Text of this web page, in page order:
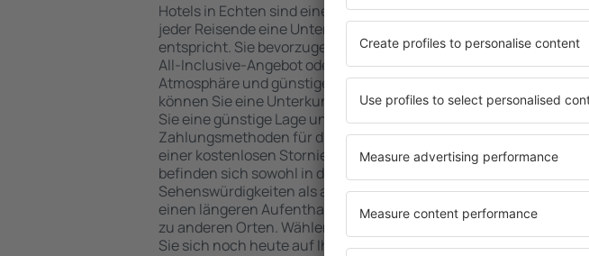
Hotels in Echten sind eine vielfältige Unterkunftsbasis, in der
jeder Reisende eine Unterkunft findet, die seinen Erwartungen
entspricht. Sie bevorzugen ein Hotel mit hohem Standard und
All-Inclusive-Angebot oder wählen Hotels aus, die eine intime
Atmosphäre und günstige Unterkünfte garantieren? in Echten
können Sie eine Unterkunft für jede Geldtasche buchen! Wählen
Sie eine günstige Lage und den Standard des Hotels sowie die
Zahlungsmethoden für die Unterkunft aus und die Möglichkeit
einer kostenlosen Stornierung der Buchung. Hotels in Echten
befinden sich sowohl in der Nähe der beliebtesten
Sehenswürdigkeiten als auch abseits der Masse. Perfekt für
einen längeren Aufenthalt und als Ausgangspunkt für Ausflüge
zu anderen Orten. Wählen Sie ein Hotel für sich aus und bereiten
Sie sich noch heute auf Ihre Reise oder Geschäftsreise vor!